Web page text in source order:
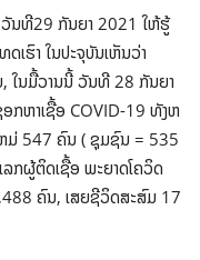
ວັນທີ29 ກັນຍາ 2021 ໃຫ້ຮູ້
ເຮົາ ໃນປະຈຸບັນເຫັນວ່າ
ໃນມື້ວານນີ້ ວັນທີ 28 ກັນຍາ
ກຫາເຊື້ອ COVID-19 ທັງຫ
ມ່ 547 ຄົນ ( ຊຸມຊົນ = 535
ລກຜູ້ຕິດເຊື້ອ ພະຍາດໂຄວິດ
ຄົນ, ເສຍຊີວິດສະສົມ 17